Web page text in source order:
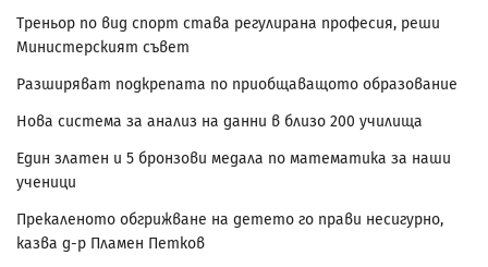
Треньор по вид спорт става регулирана професия, реши
Министерският съвет
Разширяват подкрепата по приобщаващото образование
Нова система за анализ на данни в близо 200 училища
Един златен и 5 бронзови медала по математика за наши
ученици
Прекаленото обгрижване на детето го прави несигурно,
казва д-р Пламен Петков